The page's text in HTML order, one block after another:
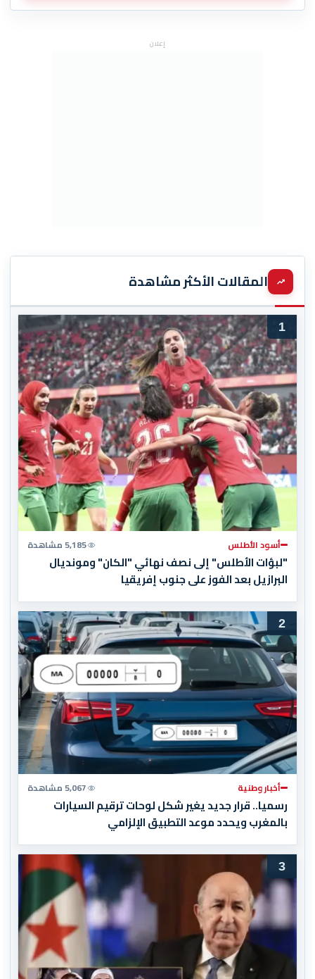
إعلان
المقالات الأكثر مشاهدة
1
أسود الأطلس 5,185 مشاهدة
"لبؤات الأطلس" إلى نصف نهائي "الكان" ومونديال
البرازيل بعد الفوز على جنوب إفريقيا
2
أخبار وطنية 5,067 مشاهدة
رسميا.. قرار جديد يغير شكل لوحات ترقيم السيارات
بالمغرب ويحدد موعد التطبيق الإلزامي
3